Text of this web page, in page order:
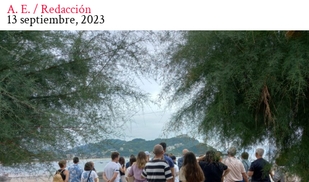
A. E. / Redacción
13 septiembre, 2023